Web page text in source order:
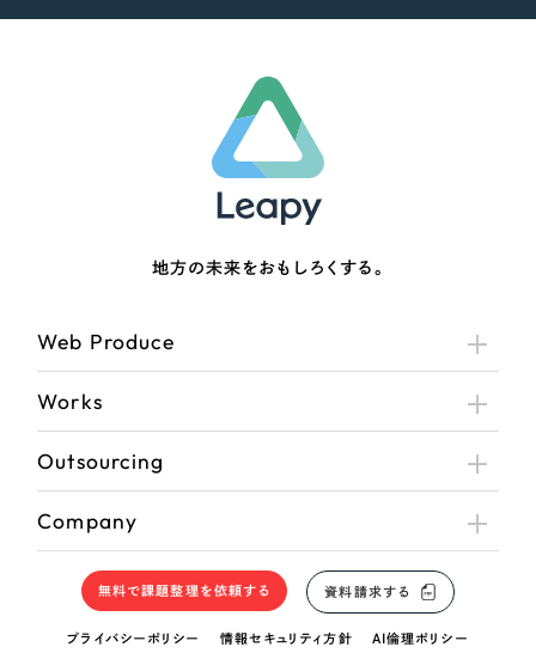
地方の未来をおもしろくする。
Web Produce
Works
Outsourcing
Company
無料で課題整理を依頼する 資料請求する
プライバシーポリシー 情報セキュリティ方針 AI倫理ポリシー